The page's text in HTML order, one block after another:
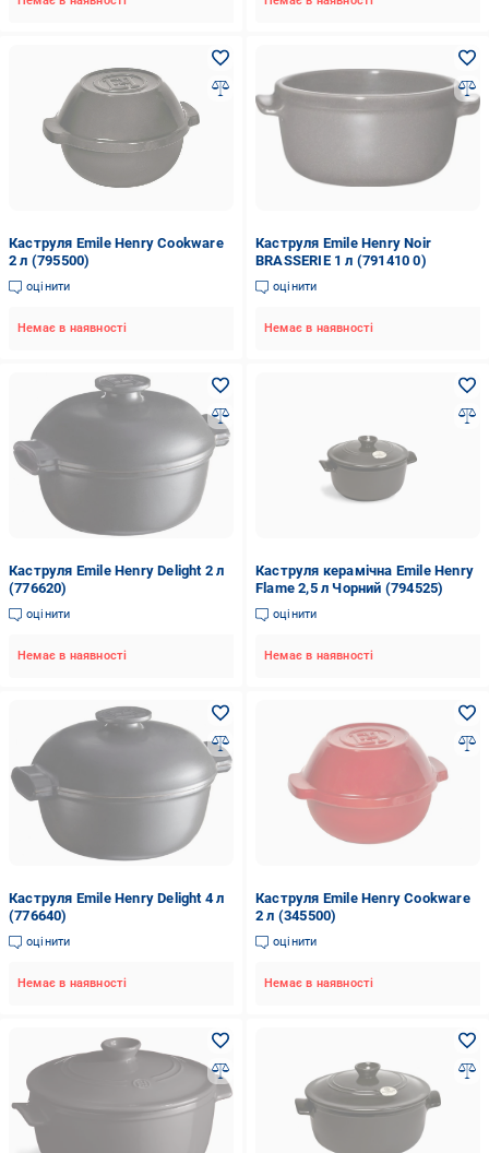
Каструля Emile Henry Cookware
2 л (795500)
оцінити
Немає в наявності
Каструля Emile Henry Noir
BRASSERIE 1 л (791410 0)
оцінити
Немає в наявності
Каструля Emile Henry Delight 2 л
(776620)
оцінити
Немає в наявності
Каструля керамічна Emile Henry
Flame 2,5 л Чорний (794525)
оцінити
Немає в наявності
Каструля Emile Henry Delight 4 л
(776640)
оцінити
Немає в наявності
Каструля Emile Henry Cookware
2 л (345500)
оцінити
Немає в наявності